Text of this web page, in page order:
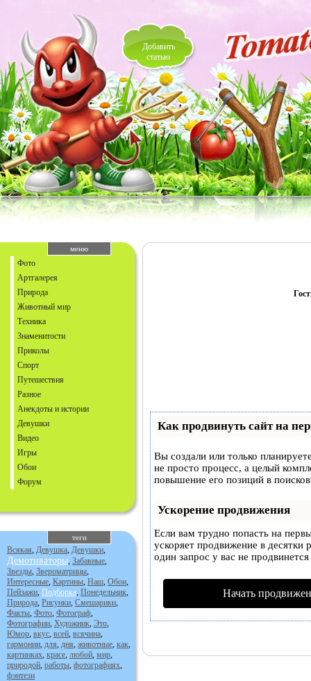
Добавить
статью
меню
Фото
Артгалерея
Природа
Животный мир
Техника
Знаменитости
Приколы
Спорт
Путешествия
Разное
Анекдоты и истории
Девушки
Видео
Игры
Обои
Форум
теги
Всякая, Девушка, Девушки,
Демотиваторы, Забавные,
Звезды, Звероматрицы,
Интересные, Картины, Наш, Обои,
Пейзажи, Подборка, Понедельник,
Природа, Рисунки, Смешарики,
Факты, Фото, Фотограф,
Фотографии, Художник, Это,
Юмор, вкус, всей, всячина,
гармонии, для, дня, животные, как,
картинках, красе, любой, мир,
природой, работы, фотографиях,
фэнтези
Как продвинуть сайт на
Вы создали или только
не просто процесс, а целый
повышение его позиций в
Ускорение продвижения
Если вам трудно попасть на
ускоряет продвижение в десятки
один запрос у вас не
Начать